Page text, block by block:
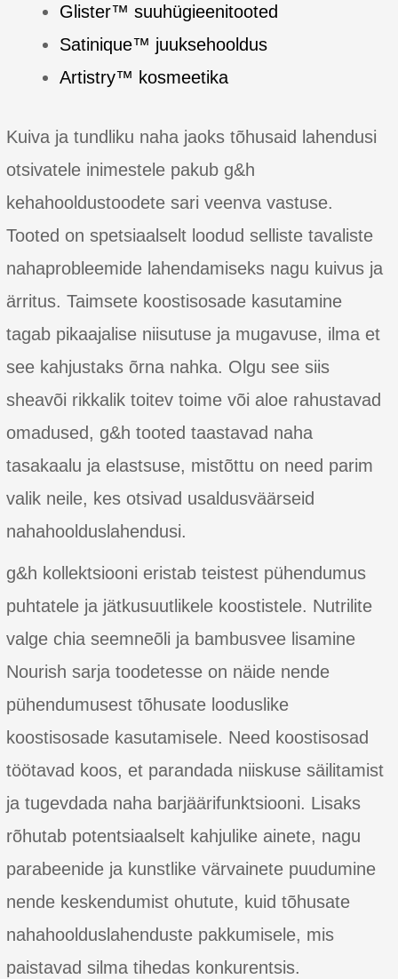
Glister™ suuhügieenitooted
Satinique™ juuksehooldus
Artistry™ kosmeetika
Kuiva ja tundliku naha jaoks tõhusaid lahendusi
otsivatele inimestele pakub g&h
kehahooldustoodete sari veenva vastuse.
Tooted on spetsiaalselt loodud selliste tavaliste
nahaprobleemide lahendamiseks nagu kuivus ja
ärritus. Taimsete koostisosade kasutamine
tagab pikaajalise niisutuse ja mugavuse, ilma et
see kahjustaks õrna nahka. Olgu see siis
sheavõi rikkalik toitev toime või aloe rahustavad
omadused, g&h tooted taastavad naha
tasakaalu ja elastsuse, mistõttu on need parim
valik neile, kes otsivad usaldusväärseid
nahahoolduslahendusi.
g&h kollektsiooni eristab teistest pühendumus
puhtatele ja jätkusuutlikele koostistele. Nutrilite
valge chia seemneõli ja bambusvee lisamine
Nourish sarja toodetesse on näide nende
pühendumusest tõhusate looduslike
koostisosade kasutamisele. Need koostisosad
töötavad koos, et parandada niiskuse säilitamist
ja tugevdada naha barjäärifunktsiooni. Lisaks
rõhutab potentsiaalselt kahjulike ainete, nagu
parabeenide ja kunstlike värvainete puudumine
nende keskendumist ohutute, kuid tõhusate
nahahoolduslahenduste pakkumisele, mis
paistavad silma tihedas konkurentsis.